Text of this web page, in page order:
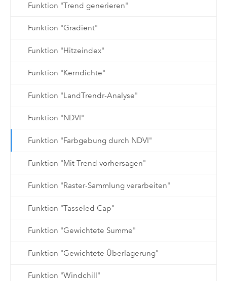
Funktion "Trend generieren"
Funktion "Gradient"
Funktion "Hitzeindex"
Funktion "Kerndichte"
Funktion "LandTrendr-Analyse"
Funktion "NDVI"
Funktion "Farbgebung durch NDVI"
Funktion "Mit Trend vorhersagen"
Funktion "Raster-Sammlung verarbeiten"
Funktion "Tasseled Cap"
Funktion "Gewichtete Summe"
Funktion "Gewichtete Überlagerung"
Funktion "Windchill"